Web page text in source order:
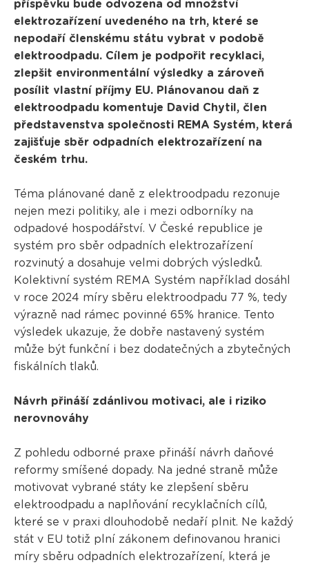
příspěvku bude odvozena od množství
elektrozařízení uvedeného na trh, které se
nepodaří členskému státu vybrat v podobě
elektroodpadu. Cílem je podpořit recyklaci,
zlepšit environmentální výsledky a zároveň
posílit vlastní příjmy EU. Plánovanou daň z
elektroodpadu komentuje David Chytil, člen
představenstva společnosti REMA Systém, která
zajišťuje sběr odpadních elektrozařízení na
českém trhu.
Téma plánované daně z elektroodpadu rezonuje
nejen mezi politiky, ale i mezi odborníky na
odpadové hospodářství. V České republice je
systém pro sběr odpadních elektrozařízení
rozvinutý a dosahuje velmi dobrých výsledků.
Kolektivní systém REMA Systém například dosáhl
v roce 2024 míry sběru elektroodpadu 77 %, tedy
výrazně nad rámec povinné 65% hranice. Tento
výsledek ukazuje, že dobře nastavený systém
může být funkční i bez dodatečných a zbytečných
fiskálních tlaků.
Návrh přináší zdánlivou motivaci, ale i riziko
nerovnováhy
Z pohledu odborné praxe přináší návrh daňové
reformy smíšené dopady. Na jedné straně může
motivovat vybrané státy ke zlepšení sběru
elektroodpadu a naplňování recyklačních cílů,
které se v praxi dlouhodobě nedaří plnit. Ne každý
stát v EU totiž plní zákonem definovanou hranici
míry sběru odpadních elektrozařízení, která je